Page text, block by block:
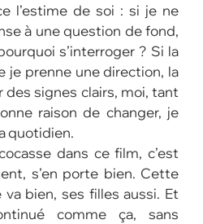
l’estime de soi : si je ne
à une question de fond,
s’interroger ? Si la
je prenne une direction, la
des signes clairs, moi, tant
raison de changer, je
quotidien.
dans ce film, c’est
s’en porte bien. Cette
bien, ses filles aussi. Et
comme ça, sans